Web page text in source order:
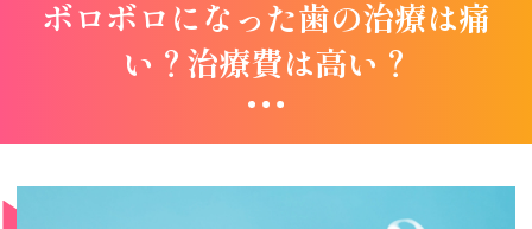
ボロボロになった歯の治療は痛
い？治療費は高い？